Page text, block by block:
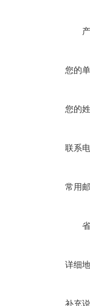
您的
您的
联系
常用
详细
补充